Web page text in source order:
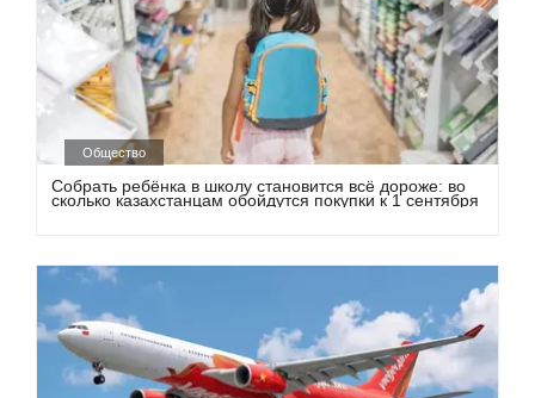
Общество
Собрать ребёнка в школу становится всё дороже: во
сколько казахстанцам обойдутся покупки к 1 сентября